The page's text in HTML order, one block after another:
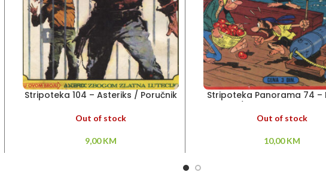
Stripoteka 104 – Asteriks / Poručnik
Out of stock
9,00KM
Stripoteka Panorama 74 –
Out of stock
10,00KM